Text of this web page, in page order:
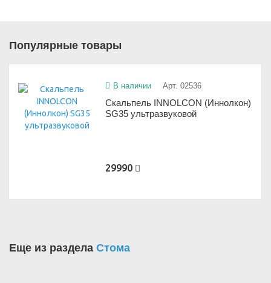
Популярные товары
В наличии Арт. 02536
Скальпель INNOLCON (Иннолкон)
SG35 ультразвуковой
29990
Еще из раздела Стома